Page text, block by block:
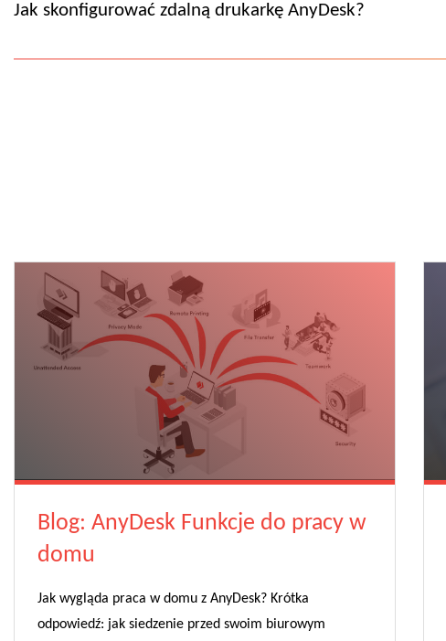
Jak skonfigurować zdalną drukarkę AnyDesk?
Blog: AnyDesk Funkcje do pracy w
domu
Jak wygląda praca w domu z AnyDesk? Krótka
odpowiedź: jak siedzenie przed swoim biurowym